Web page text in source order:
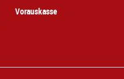
Vorauskasse